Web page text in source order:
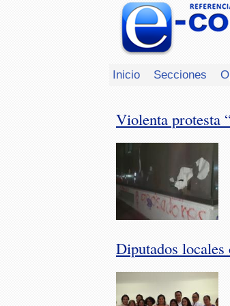
Inicio Secciones
Violenta protesta
Diputados